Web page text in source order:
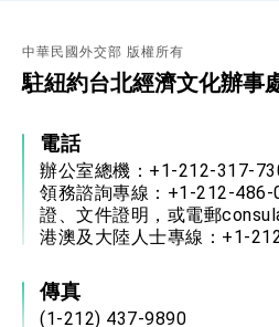
外交部重要言論
我國政府將在美國亞利
中華民國外交部 版權所有
駐紐約台北經濟文化辦事
電話
辦公室總機：+1-212-317-
領務諮詢專線：+1-212-486-
證、文件證明，或電郵
港澳及大陸人士專線：+1-
傳真
(1-212) 437-9890